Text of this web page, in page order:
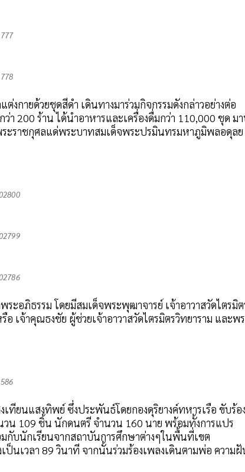
งกายด้วยชุดสีดำ เดินทางมาร่วมกิจกรรมดังกล่าวอย่างต่อ
า 200 ร้าน ได้นำอาหารและเครื่องดื่มกว่า 110,000 ชุด ม
ระราชกุศลแด่พระบาทสมเด็จพระปรมินทรมหาภูมิพลอดุลย
อภิธรรม โดยมีสมเด็จพระพุฒาจารย์ เจ้าอาวาสวัดไตรมิต
เจ้าคุณธงชัย ผู้ช่วยเจ้าอาวาสวัดไตรมิตรวิทยาราม และพ
ทียนแสงทิพย์ ซึ่งประพันธ์โดยกองดุริยางค์ทหารเรือ ขับร้อง
วน 109 ชิ้น นักดนตรี จำนวน 160 นาย พร้อมทั้งการแปร
กับนักเรียนจากสถาบันการศึกษาต่างๆในพื้นที่เขต
นเวลา 89 วินาที จากนั้นร่วมร้องเพลงเดินตามพ่อ ความ